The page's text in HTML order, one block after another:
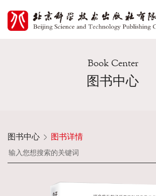
Book Center
图书中心
图书中心 图书详情